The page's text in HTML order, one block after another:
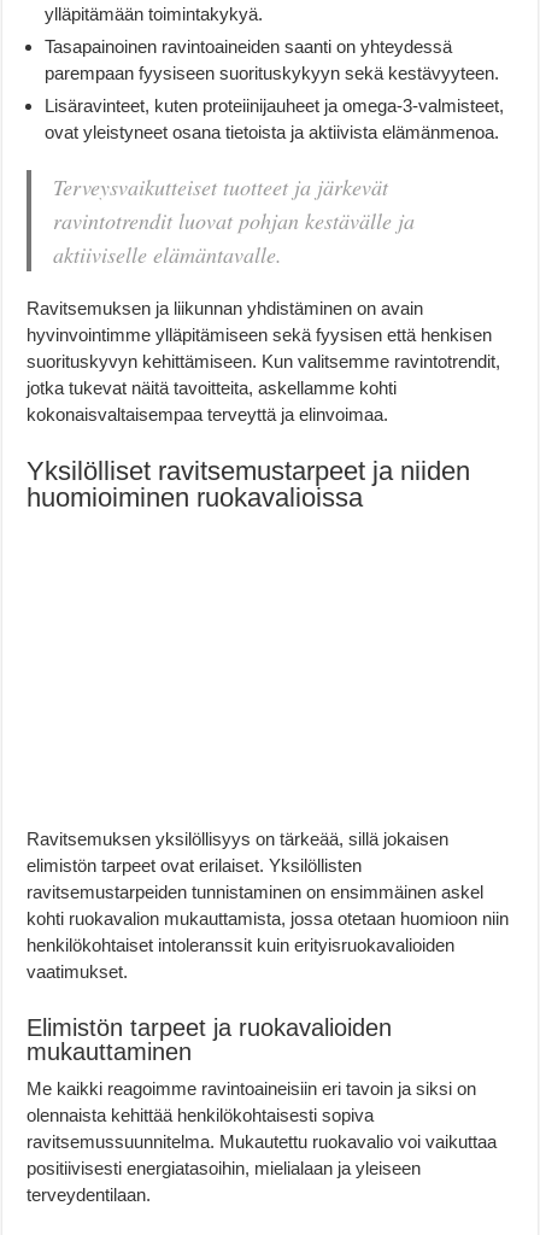
ylläpitämään toimintakykyä.
Tasapainoinen ravintoaineiden saanti on yhteydessä
parempaan fyysiseen suorituskykyyn sekä kestävyyteen.
Lisäravinteet, kuten proteiinijauheet ja omega-3-valmisteet,
ovat yleistyneet osana tietoista ja aktiivista elämänmenoa.
Terveysvaikutteiset tuotteet ja järkevät
ravintotrendit luovat pohjan kestävälle ja
aktiiviselle elämäntavalle.
Ravitsemuksen ja liikunnan yhdistäminen on avain
hyvinvointimme ylläpitämiseen sekä fyysisen että henkisen
suorituskyvyn kehittämiseen. Kun valitsemme ravintotrendit,
jotka tukevat näitä tavoitteita, askellamme kohti
kokonaisvaltaisempaa terveyttä ja elinvoimaa.
Yksilölliset ravitsemustarpeet ja niiden
huomioiminen ruokavalioissa
Ravitsemuksen yksilöllisyys on tärkeää, sillä jokaisen
elimistön tarpeet ovat erilaiset. Yksilöllisten
ravitsemustarpeiden tunnistaminen on ensimmäinen askel
kohti ruokavalion mukauttamista, jossa otetaan huomioon niin
henkilökohtaiset intoleranssit kuin erityisruokavalioiden
vaatimukset.
Elimistön tarpeet ja ruokavalioiden
mukauttaminen
Me kaikki reagoimme ravintoaineisiin eri tavoin ja siksi on
olennaista kehittää henkilökohtaisesti sopiva
ravitsemussuunnitelma. Mukautettu ruokavalio voi vaikuttaa
positiivisesti energiatasoihin, mielialaan ja yleiseen
terveydentilaan.